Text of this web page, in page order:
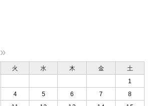
»
火 水 木 金
土
1
4 5 6 7
8